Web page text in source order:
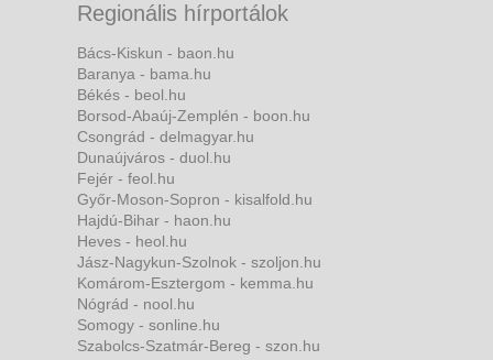
Regionális hírportálok
Bács-Kiskun - baon.hu
Baranya - bama.hu
Békés - beol.hu
Borsod-Abaúj-Zemplén - boon.hu
Csongrád - delmagyar.hu
Dunaújváros - duol.hu
Fejér - feol.hu
Győr-Moson-Sopron - kisalfold.hu
Hajdú-Bihar - haon.hu
Heves - heol.hu
Jász-Nagykun-Szolnok - szoljon.hu
Komárom-Esztergom - kemma.hu
Nógrád - nool.hu
Somogy - sonline.hu
Szabolcs-Szatmár-Bereg - szon.hu